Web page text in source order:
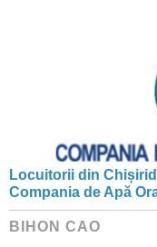
Locuitorii din
Compania de Apă
BIHON CAO